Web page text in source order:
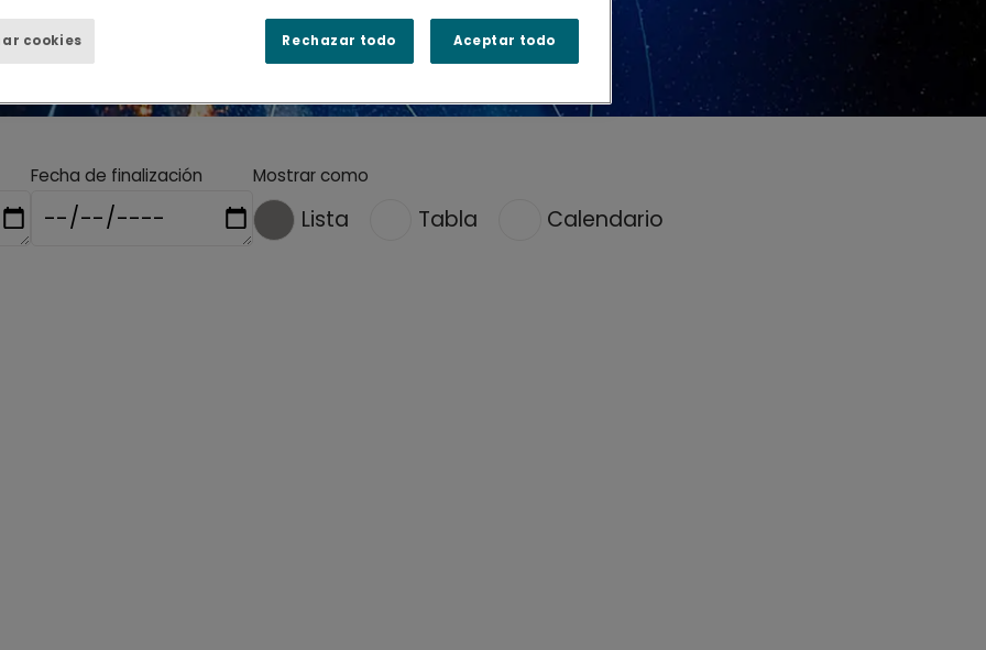
Fecha de finalización Mostrar como
Lista Tabla Calendario
cookies Rechazar todo Aceptar todo